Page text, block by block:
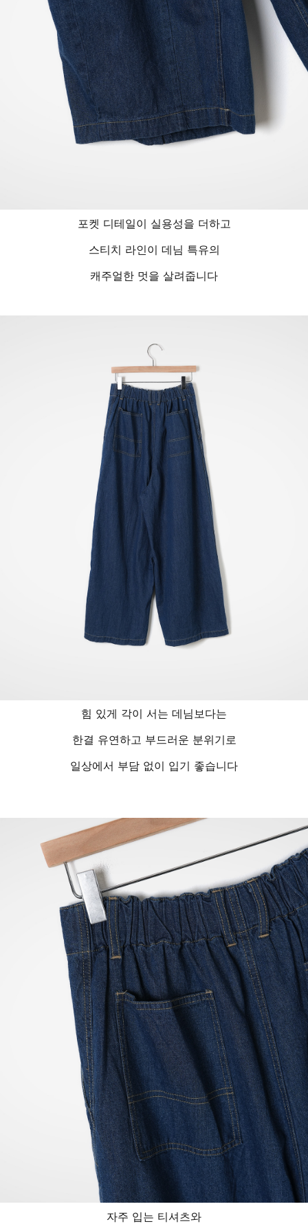
포켓 디테일이 실용성을 더하고
스티치 라인이 데님 특유의
캐주얼한 멋을 살려줍니다
힘 있게 각이 서는 데님보다는
한결 유연하고 부드러운 분위기로
일상에서 부담 없이 입기 좋습니다
자주 입는 티셔츠와